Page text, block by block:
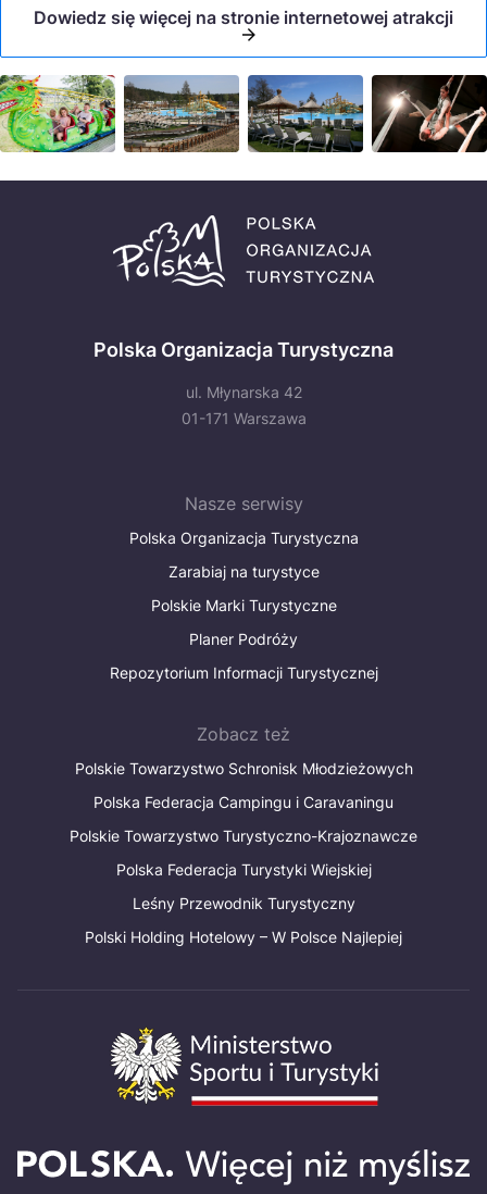
Dowiedz się więcej na stronie internetowej atrakcji
Polska Organizacja Turystyczna
ul. Młynarska 42
01-171 Warszawa
Nasze serwisy
Polska Organizacja Turystyczna
Zarabiaj na turystyce
Polskie Marki Turystyczne
Planer Podróży
Repozytorium Informacji Turystycznej
Zobacz też
Polskie Towarzystwo Schronisk Młodzieżowych
Polska Federacja Campingu i Caravaningu
Polskie Towarzystwo Turystyczno-Krajoznawcze
Polska Federacja Turystyki Wiejskiej
Leśny Przewodnik Turystyczny
Polski Holding Hotelowy – W Polsce Najlepiej